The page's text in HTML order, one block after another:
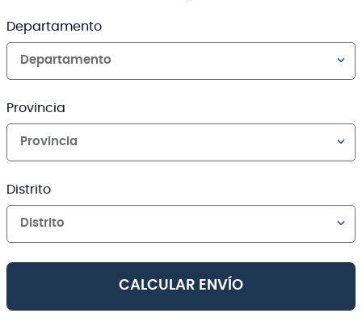
Departamento
Departamento
Provincia
Provincia
Distrito
Distrito
CALCULAR ENVÍO